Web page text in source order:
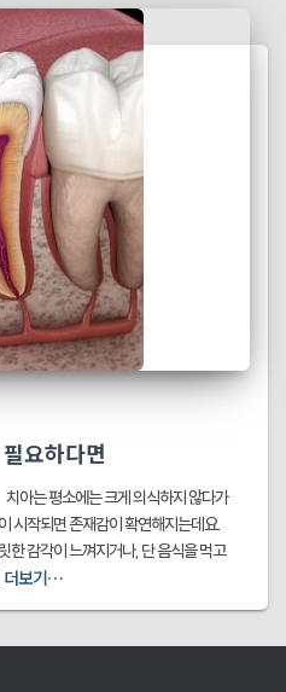
요하다면
아는 평소에는 크게 의식하지 않다가
시작되면 존재감이 확연해지는데요.
한 감각이 느껴지거나, 단 음식을 먹고
더보기…